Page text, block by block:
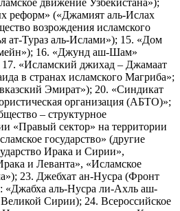
движение Узбекистана»);
реформ» («Джамият аль-Ислах
возрождения исламского
ат-Тураз аль-Ислами»); 15. «Дом
16. «Джунд аш-Шам»
«Исламский джихад – Джамаат
в странах исламского Магриба»;
Эмират»); 20. «Синдикат
организация (АБТО)»;
– структурное
«Правый сектор» на территории
государство» (другие
Ирака и Сирии»,
и Леванта», «Исламское
23. Джебхат ан-Нусра (Фронт
«Джабха аль-Нусра ли-Ахль аш-
Сирии); 24. Всероссийское